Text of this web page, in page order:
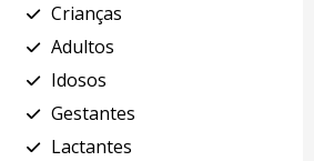
Crianças
Adultos
Idosos
Gestantes
Lactantes